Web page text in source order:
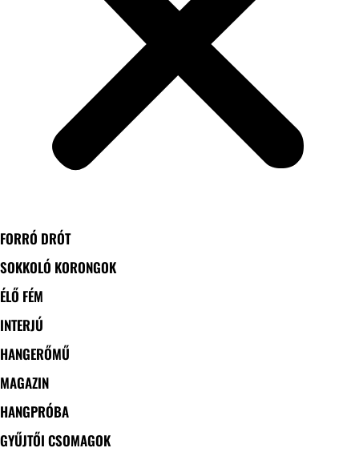
FORRÓ DRÓT
SOKKOLÓ KORONGOK
ÉLŐ FÉM
INTERJÚ
HANGERŐMŰ
MAGAZIN
HANGPRÓBA
GYŰJTŐI CSOMAGOK